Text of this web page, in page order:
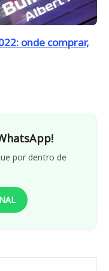
onde comprar,
por dentro de